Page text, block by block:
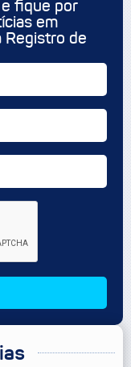
fique por
em
Registro de